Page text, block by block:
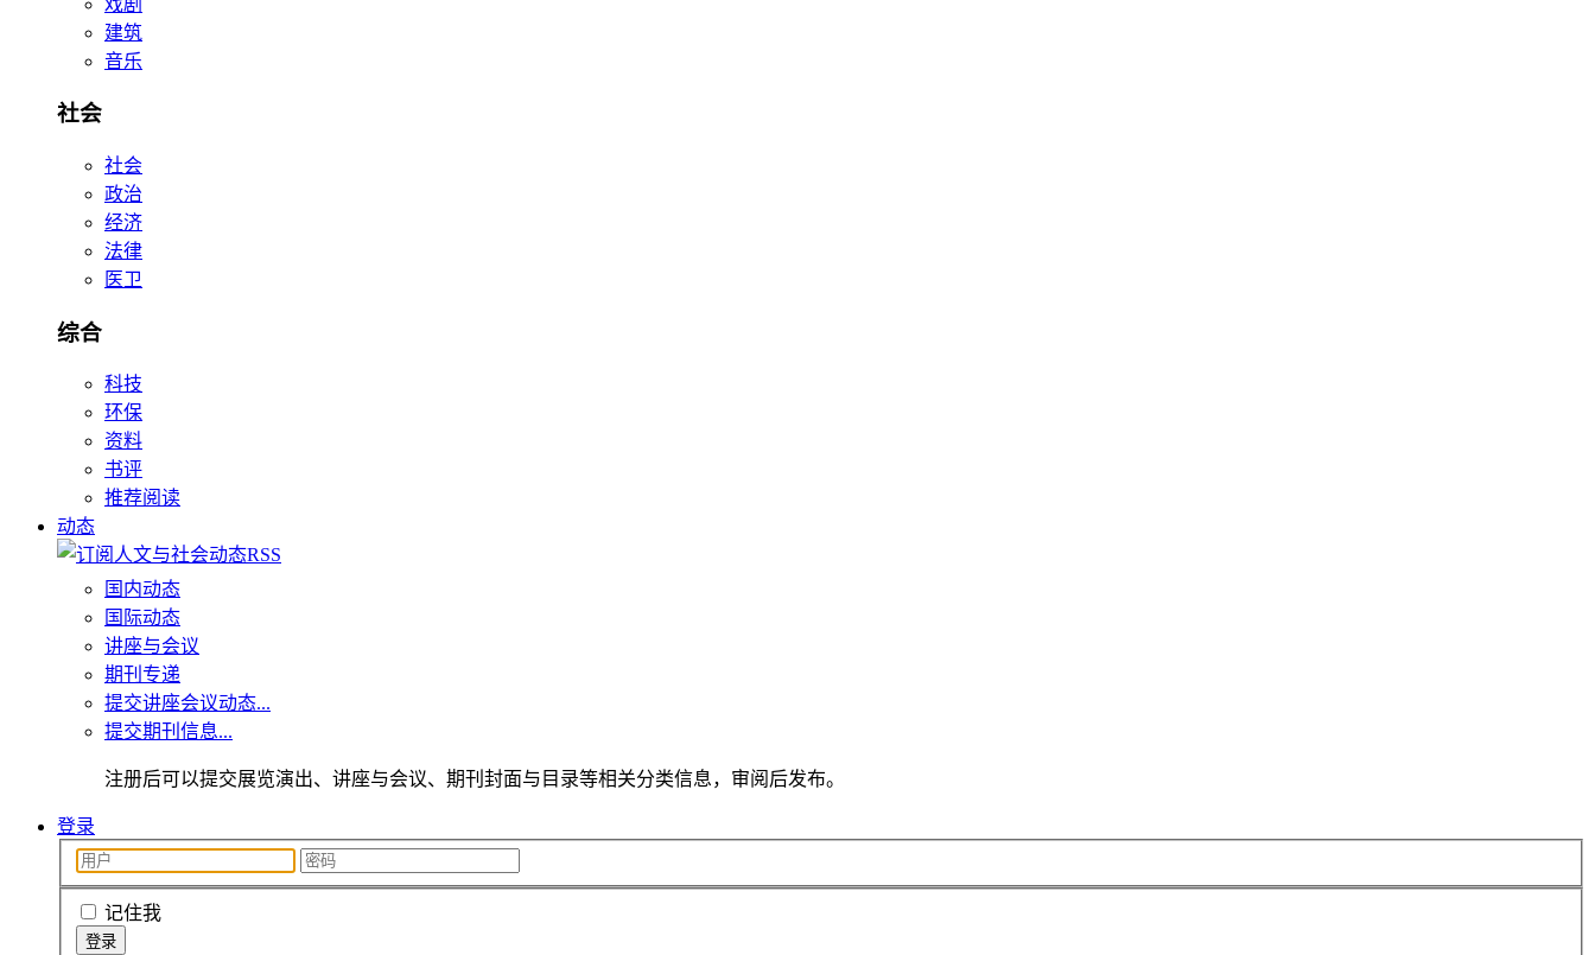
建筑
音乐
社会
社会
政治
经济
法律
医卫
综合
科技
环保
资料
书评
推荐阅读
动态
国内动态
国际动态
讲座与会议
期刊专递
提交讲座会议动态...
提交期刊信息...
注册后可以提交展览演出、讲座与会议、期刊封面与目录等相关分类信息，审阅后发布。
登录
记住我